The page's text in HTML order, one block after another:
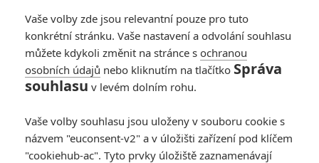
TAGY Keegan-Michael Key
Články
Vaše volby zde jsou relevantní pouze pro tuto
konkrétní stránku. Vaše nastavení a odvolání souhlasu
můžete kdykoli změnit na stránce s ochranou
osobních údajů nebo kliknutím na tlačítko Správa
souhlasu v levém dolním rohu.
Vaše volby souhlasu jsou uloženy v souboru cookie s
názvem "euconsent-v2" a v úložišti zařízení pod klíčem
"cookiehub-ac". Tyto prvky úložiště zaznamenávají